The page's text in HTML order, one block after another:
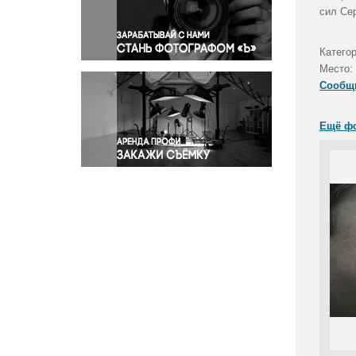
Правосудие
Происшествия и конфликты
Религия
Светская жизнь
Спорт
Экология
Экономика и бизнес
сил
Место:
Ещё